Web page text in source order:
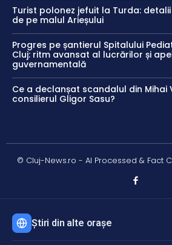
Turist polonez jefuit la Turda:
de pe malul Arieșului
Progres pe șantierul Spitalului
Cluj: ritm avansat al lucrărilor și
guvernamentală
Ce a declanșat scandalul din Mihai
consilierul Gligor Sasu?
© Cluj-News.ro - AI Processed & Fact
Știri din alte orașe